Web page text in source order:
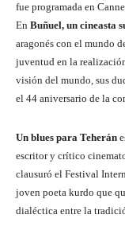
fue programada en
En Buñuel, un cineasta
aragonés con el mundo
juventud en la
visión del mundo, sus
el 44 aniversario de la
Un blues para Teherán
escritor y crítico
clausuró el Festival
joven poeta kurdo que
dialéctica entre la